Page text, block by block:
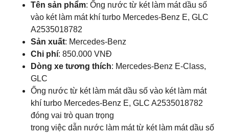
Tên sản phẩm: Ống nước từ két làm mát dầu số
vào két làm mát khí turbo Mercedes-Benz E, GLC
A2535018782
Sản xuất: Mercedes-Benz
Chi phí: 850.000 VNĐ
Dòng xe tương thích: Mercedes-Benz E-Class,
GLC
Ống nước từ két làm mát dầu số vào két làm mát
khí turbo Mercedes-Benz E, GLC A2535018782
đóng vai trò quan trọng
trong việc dẫn nước làm mát từ két làm mát dầu số